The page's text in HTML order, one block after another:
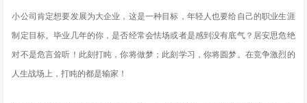
小公司肯定想要发展为大企业，这是一种目标，年轻人也要给自己的职业生涯
制定目标。毕业几年的你，是否经常会怯场或者是感到没有底气？居安思危绝
对不是危言耸听！此刻打盹，你将做梦；此刻学习，你将圆梦。在竞争激烈的
人生战场上，打盹的都是输家！